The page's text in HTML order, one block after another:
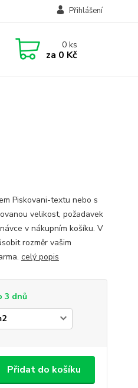
Přihlášení
0ks
za 0 Kč
Piskovani-textu nebo s
velikost, požadavek
v nákupním košíku. V
rozměr vašim
celý popis
3 dnů
Přidat do košíku